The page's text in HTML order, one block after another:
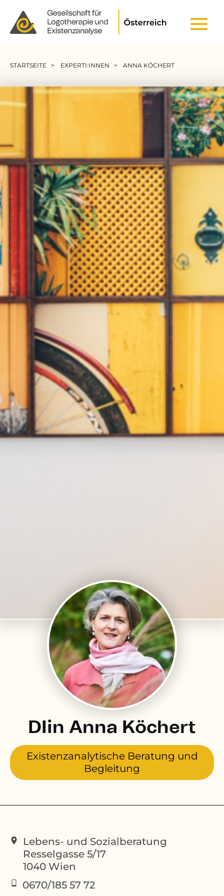
STARTSEITE EXPERTI:INNEN ANNA KÖCHERT
DIin Anna Köchert
Existenzanalytische Beratung und
Begleitung
Lebens- und Sozialberatung
Resselgasse 5/17
1040 Wien
0670/185 57 72